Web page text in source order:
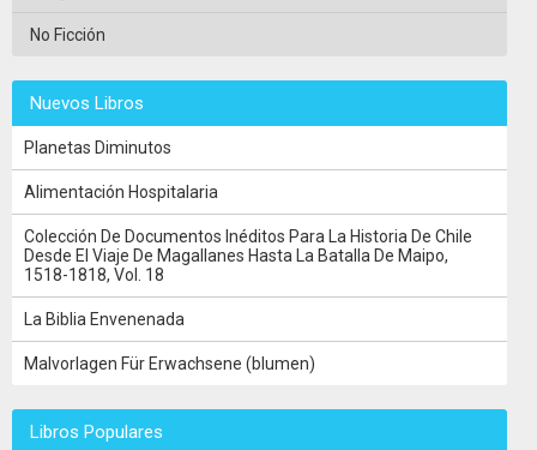
No Ficción
Nuevos Libros
Planetas Diminutos
Alimentación Hospitalaria
Colección De Documentos Inéditos Para La Historia De Chile
Desde El Viaje De Magallanes Hasta La Batalla De Maipo,
1518-1818, Vol. 18
La Biblia Envenenada
Malvorlagen Für Erwachsene (blumen)
Libros Populares